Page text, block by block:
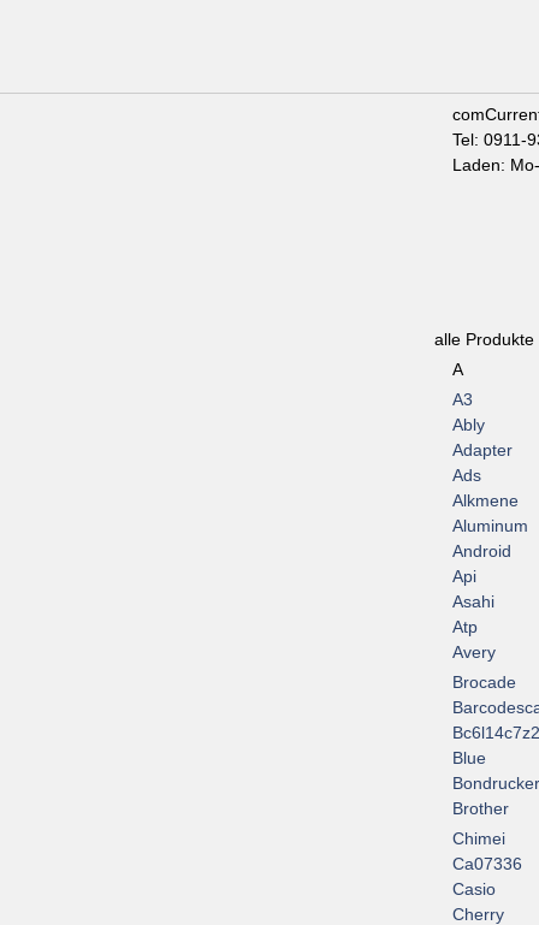
Tel: 0911-
Laden:
alle
A
A3
Ably
Adapter
Ads
Alkmene
Aluminum
Android
Api
Asahi
Atp
Avery
Brocade
Blue
Bondrucker
Brother
Chimei
Ca07336
Casio
Cherry